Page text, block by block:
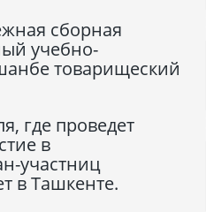
сборная
учебно-
товарищеский
где проведет
в
участниц
в Ташкенте.